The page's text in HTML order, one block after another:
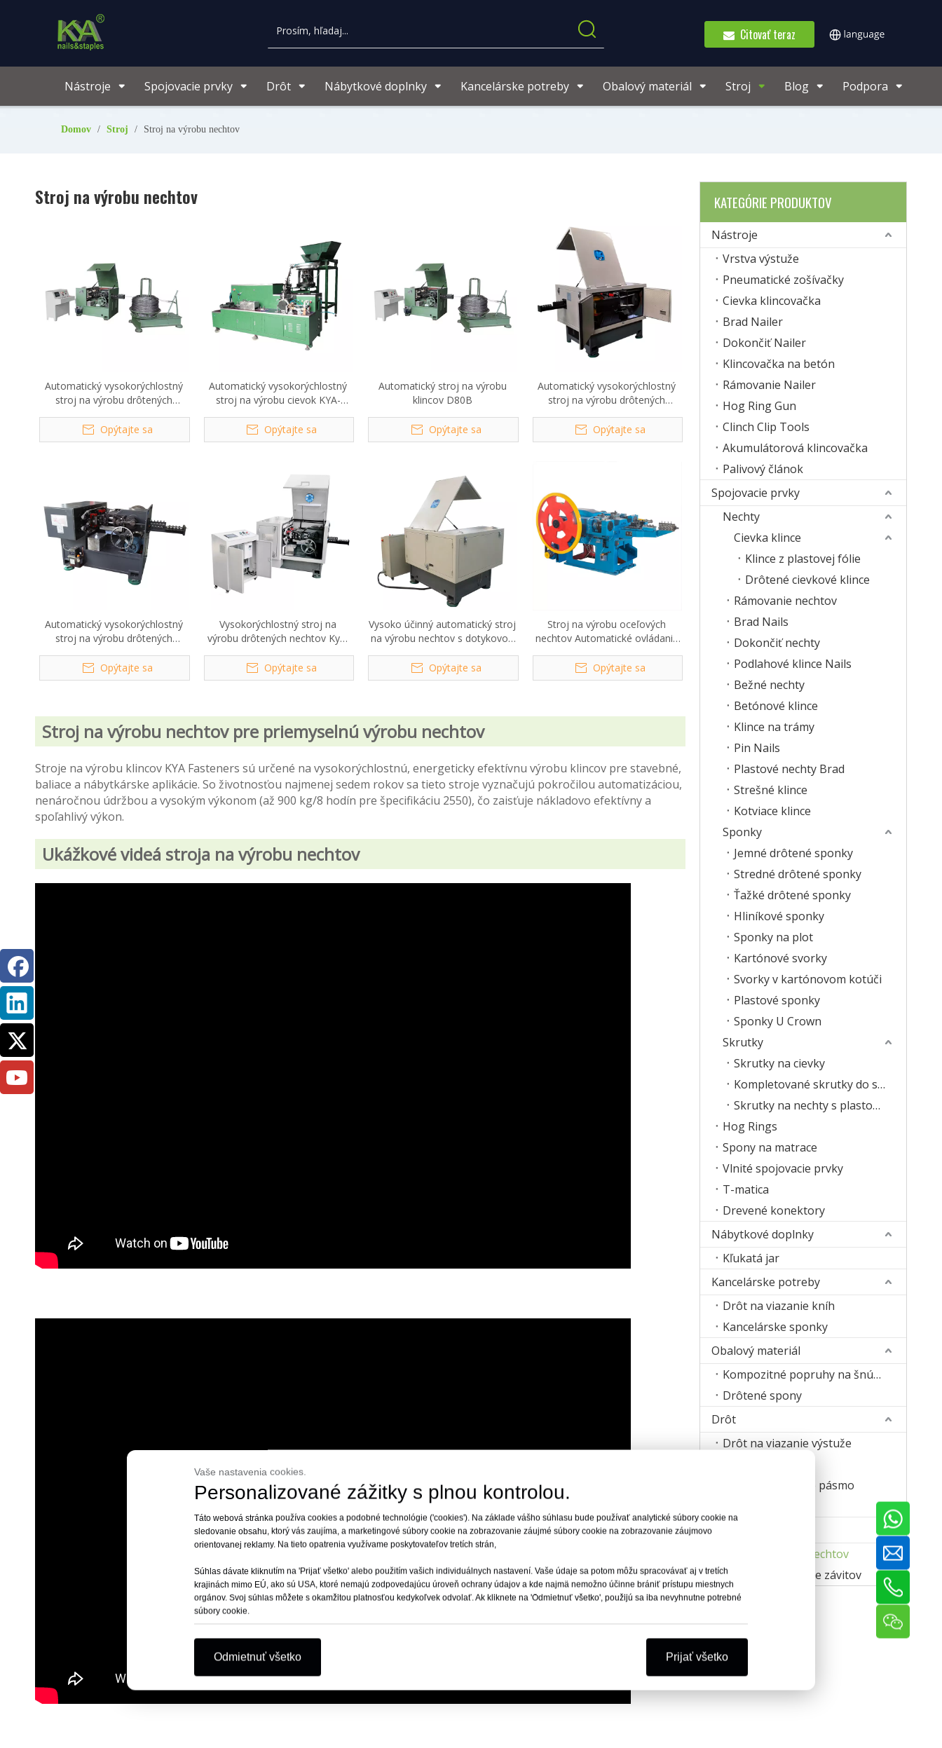
Citovať teraz
Nástroje Spojovacie prvky Drôt Nábytkové doplnky Kancelárske potreby Obalový materiál Stroj Blog Podpora
Domov / Stroj / Stroj na výrobu nechtov
Stroj na výrobu nechtov
Automatický vysokorýchlostný
stroj na výrobu drôtených
klincov D80
Opýtajte sa
Automatický vysokorýchlostný
stroj na výrobu cievok KYA-
100N
Opýtajte sa
Automatický stroj na výrobu
klincov D80B
Opýtajte sa
Automatický vysokorýchlostný
stroj na výrobu drôtených
klincov D70
Opýtajte sa
Automatický vysokorýchlostný
stroj na výrobu drôtených
nechtov Kya-D90
Opýtajte sa
Vysokorýchlostný stroj na
výrobu drôtených nechtov Kya-
X50
Opýtajte sa
Vysoko účinný automatický stroj
na výrobu nechtov s dotykovou
obrazovkou D130
Opýtajte sa
Stroj na výrobu oceľových
nechtov Automatické ovládanie
Stroj na výrobu bežných nechtov
Opýtajte sa
Stroj na výrobu nechtov pre priemyselnú výrobu nechtov
Stroje na výrobu klincov KYA Fasteners sú určené na vysokorýchlostnú, energeticky efektívnu výrobu klincov pre stavebné,
baliace a nábytkárske aplikácie. So životnosťou najmenej sedem rokov sa tieto stroje vyznačujú pokročilou automatizáciou,
nenáročnou údržbou a vysokým výkonom (až 900 kg/8 hodín pre špecifikáciu 2550), čo zaisťuje nákladovo efektívny a
spoľahlivý výkon.
Ukážkové videá stroja na výrobu nechtov
KATEGÓRIE PRODUKTOV
Nástroje
Vrstva výstuže
Pneumatické zošívačky
Cievka klincovačka
Brad Nailer
Dokončiť Nailer
Klincovačka na betón
Rámovanie Nailer
Hog Ring Gun
Clinch Clip Tools
Akumulátorová klincovačka
Palivový článok
Spojovacie prvky
Nechty
Cievka klince
Klince z plastovej fólie
Drôtené cievkové klince
Rámovanie nechtov
Brad Nails
Dokončiť nechty
Podlahové klince Nails
Bežné nechty
Betónové klince
Klince na trámy
Pin Nails
Plastové nechty Brad
Strešné klince
Kotviace klince
Sponky
Jemné drôtené sponky
Stredné drôtené sponky
Ťažké drôtené sponky
Hliníkové sponky
Sponky na plot
Kartónové svorky
Svorky v kartónovom kotúči
Plastové sponky
Sponky U Crown
Skrutky
Skrutky na cievky
Kompletované skrutky do sadrokartónu
Skrutky na nechty s plastovým pásikom
Hog Rings
Spony na matrace
Vlnité spojovacie prvky
T-matica
Drevené konektory
Nábytkové doplnky
Kľukatá jar
Kancelárske potreby
Drôt na viazanie kníh
Kancelárske sponky
Obalový materiál
Kompozitné popruhy na šnúrky
Drôtené spony
Drôt
Drôt na viazanie výstuže
Zošívacie drôtené pásmo
Stroj
Stroj na výrobu nechtov
Stroj na valcovanie závitov
Vaše nastavenia cookies.
Personalizované zážitky s plnou kontrolou.
Táto webová stránka používa cookies a podobné technológie ('cookies'). Na základe vášho súhlasu bude používať analytické súbory cookie na
sledovanie obsahu, ktorý vás zaujíma, a marketingové súbory cookie na zobrazovanie záujmé súbory cookie na zobrazovanie záujmovo
orientovanej reklamy. Na tieto opatrenia využívame poskytovateľov tretích strán,
Súhlas dávate kliknutím na 'Prijať všetko' alebo použitím vašich individuálnych nastavení. Vaše údaje sa potom môžu spracovávať aj v tretích
krajinách mimo EÚ, ako sú USA, ktoré nemajú zodpovedajúcu úroveň ochrany údajov a kde najmä nemožno účinne brániť prístupu miestnych
orgánov. Svoj súhlas môžete s okamžitou platnosťou kedykoľvek odvolať. Ak kliknete na 'Odmietnuť všetko', použijú sa iba nevyhnutne potrebné
súbory cookie.
Odmietnuť všetko Prijať všetko